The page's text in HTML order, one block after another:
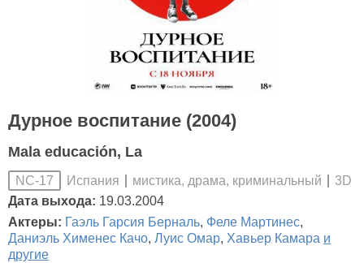
Дурное воспитание (2004)
Mala educación, La
NC-17 Испания мистика, драма, криминальный
3D
Дата выхода: 19.03.2004
Актеры: Гаэль Гарсия Берналь, Феле Мартинес,
Даниэль Хименес Качо, Луис Омар, Хавьер Камара и
другие